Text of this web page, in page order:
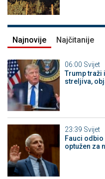
Najnovije Najčitanije
06:00 Svijet
Trump traži
streljiva,
23:39 Svijet
Fauci odbio
optužen za